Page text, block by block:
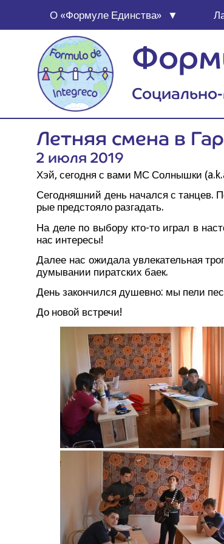
О «Фор­му­ле Единства»
Лет­няя сме­на в
2 июля 2019
Хэй, сего­дня с вами МС Сол­ныш­ки
Сего­дняш­ний день начал­ся с тан­цев.
рые пред­сто­я­ло разгадать.
На деле по выбо­ру кто-то играл в
нас интересы!
Далее нас ожи­да­ла увле­ка­тель­ная
ду­мы­ва­нии пират­ских баек.
День закон­чил­ся душев­но: мы пели
До новой встречи!